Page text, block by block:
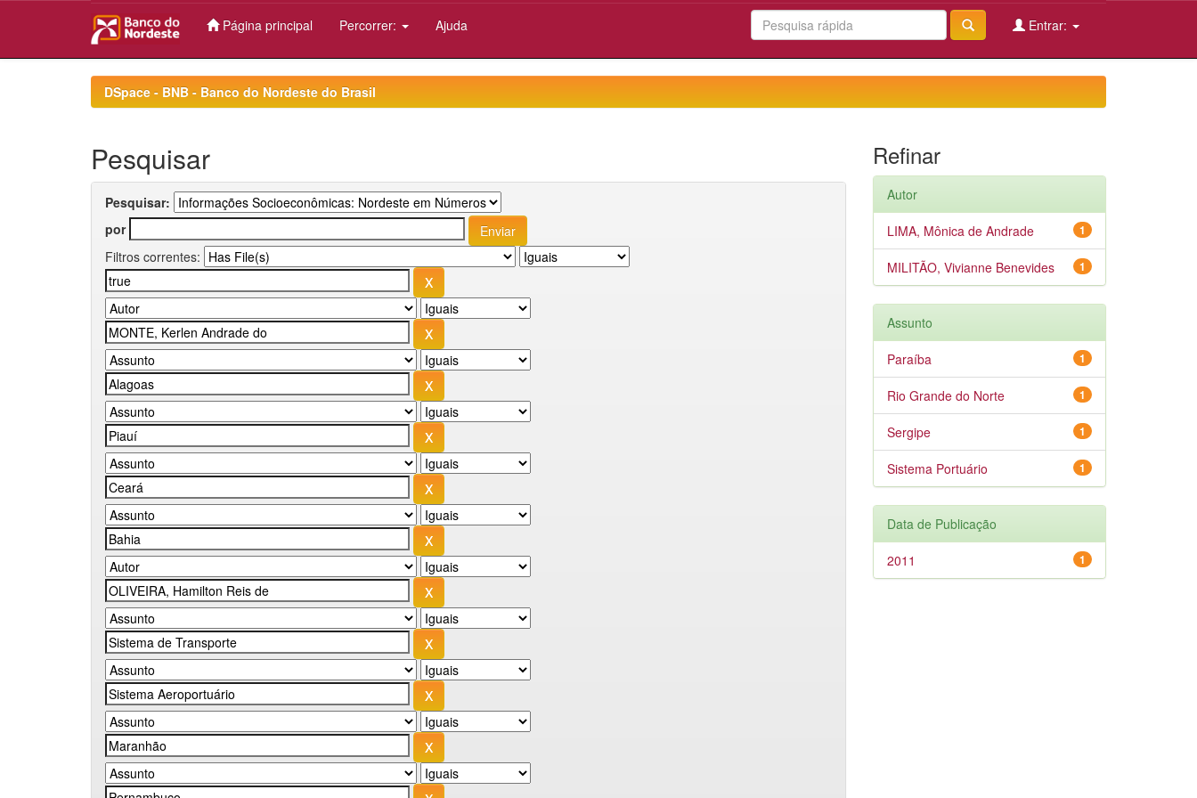
Página principal Percorrer: Ajuda Entrar:
DSpace - BNB - Banco do Nordeste do Brasil
Pesquisar
Pesquisar:
por
Filtros correntes:
Refinar
Autor
1
LIMA, Mônica de Andrade
1
MILITÃO, Vivianne Benevides
Assunto
1
Paraíba
1
Rio Grande do Norte
1
Sergipe
1
Sistema Portuário
Data de Publicação
1
2011